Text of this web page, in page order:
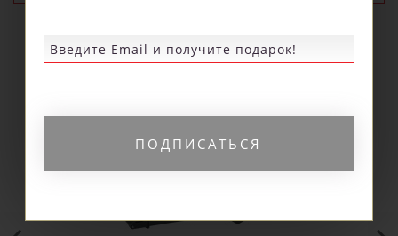
ПОДПИСАТЬСЯ